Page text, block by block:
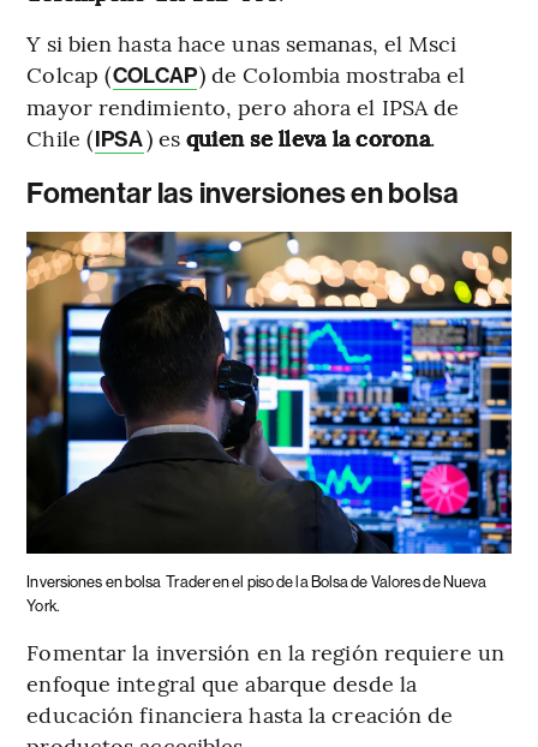
Y si bien hasta hace unas semanas, el Msci
Colcap (COLCAP) de Colombia mostraba el
mayor rendimiento, pero ahora el IPSA de
Chile (IPSA) es quien se lleva la corona.
Fomentar las inversiones en bolsa
Inversiones en bolsa Trader en el piso de la Bolsa de Valores de Nueva
York.
Fomentar la inversión en la región requiere un
enfoque integral que abarque desde la
educación financiera hasta la creación de